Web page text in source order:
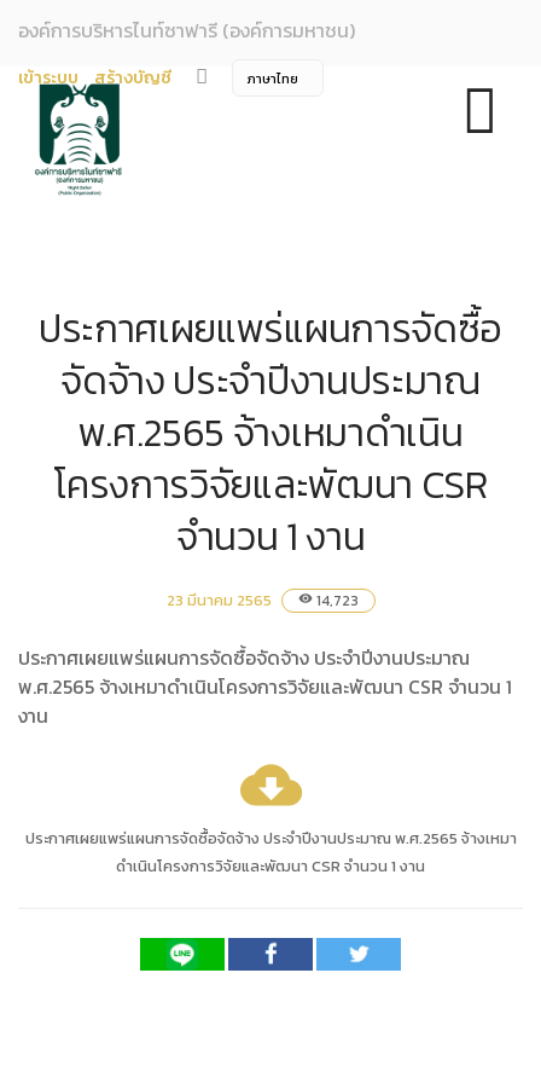
องค์การบริหารไนท์ซาฟารี (องค์การมหาชน)
เข้าระบบ สร้างบัญชี
ประกาศเผยแพร่แผนการจัดซื้อ
จัดจ้าง ประจำปีงานประมาณ
พ.ศ.2565 จ้างเหมาดำเนิน
โครงการวิจัยและพัฒนา CSR
จำนวน 1 งาน
23 มีนาคม 2565 visibility14,723
ประกาศเผยแพร่แผนการจัดซื้อจัดจ้าง ประจำปีงานประมาณ
พ.ศ.2565 จ้างเหมาดำเนินโครงการวิจัยและพัฒนา CSR จำนวน 1
งาน
cloud_download
ประกาศเผยแพร่แผนการจัดซื้อจัดจ้าง ประจำปีงานประมาณ พ.ศ.2565 จ้างเหมา
ดำเนินโครงการวิจัยและพัฒนา CSR จำนวน 1 งาน